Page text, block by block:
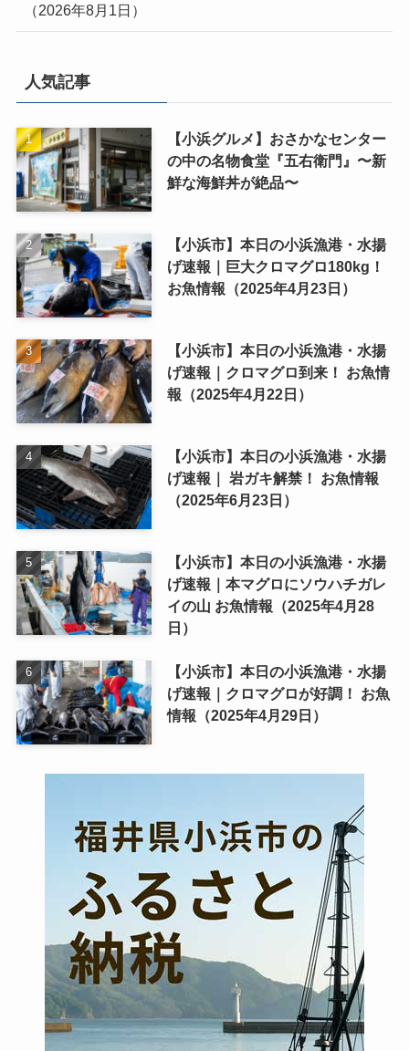
（2026年8月1日）
人気記事
【小浜グルメ】おさかなセンター
の中の名物食堂『五右衛門』〜新
鮮な海鮮丼が絶品〜
【小浜市】本日の小浜漁港・水揚
げ速報｜巨大クロマグロ180kg！
お魚情報（2025年4月23日）
【小浜市】本日の小浜漁港・水揚
げ速報｜クロマグロ到来！ お魚情
報（2025年4月22日）
【小浜市】本日の小浜漁港・水揚
げ速報｜ 岩ガキ解禁！ お魚情報
（2025年6月23日）
【小浜市】本日の小浜漁港・水揚
げ速報｜本マグロにソウハチガレ
イの山 お魚情報（2025年4月28
日）
【小浜市】本日の小浜漁港・水揚
げ速報｜クロマグロが好調！ お魚
情報（2025年4月29日）